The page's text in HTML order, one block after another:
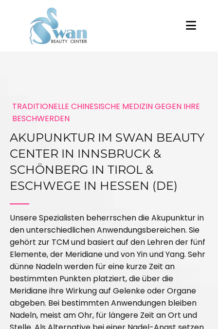
TRADITIONELLE CHINESISCHE MEDIZIN GEGEN IHRE
BESCHWERDEN
AKUPUNKTUR IM SWAN BEAUTY
CENTER IN INNSBRUCK &
SCHÖNBERG IN TIROL &
ESCHWEGE IN HESSEN (DE)
Unsere Spezialisten beherrschen die Akupunktur in
den unterschiedlichen Anwendungsbereichen. Sie
gehört zur TCM und basiert auf den Lehren der fünf
Elemente, der Meridiane und von Yin und Yang. Sehr
dünne Nadeln werden für eine kurze Zeit an
bestimmten Punkten platziert, die über die
Meridiane ihre Wirkung auf Gelenke oder Organe
abgeben. Bei bestimmten Anwendungen bleiben
Nadeln, meist am Ohr, für längere Zeit an Ort und